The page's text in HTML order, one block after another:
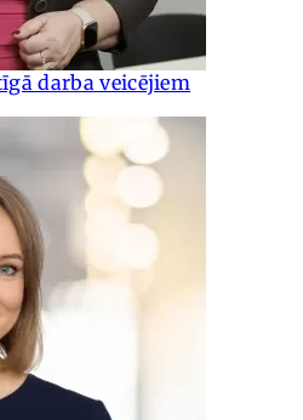
darba veicējiem